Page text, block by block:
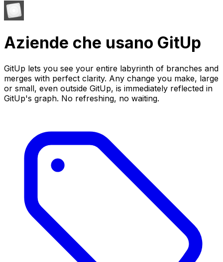
Aziende che usano GitUp
GitUp lets you see your entire labyrinth of branches and
merges with perfect clarity. Any change you make, large
or small, even outside GitUp, is immediately reflected in
GitUp's graph. No refreshing, no waiting.